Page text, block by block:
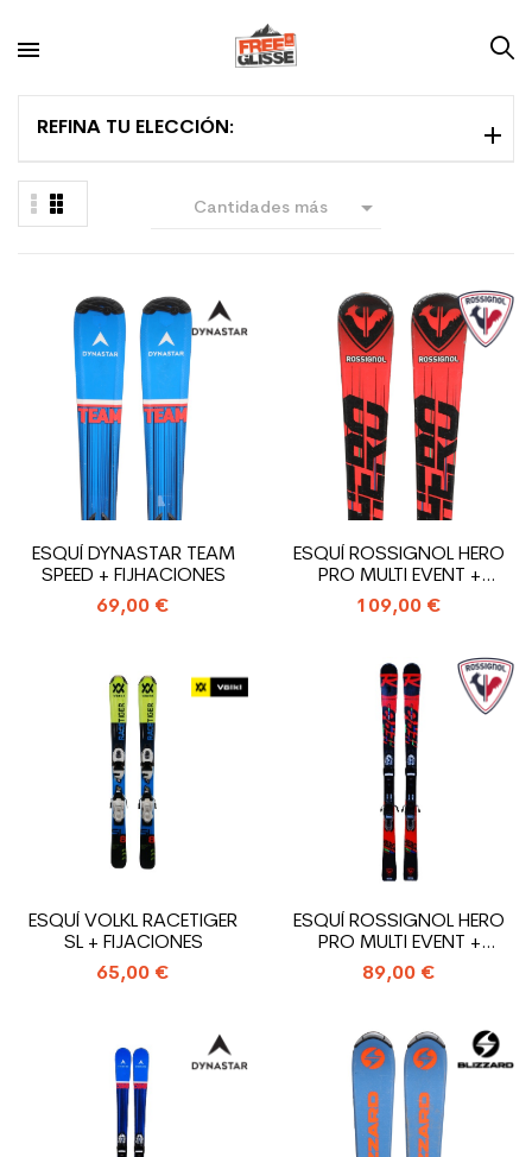
REFINA TU ELECCIÓN:
Cantidades más 
ESQUÍ DYNASTAR TEAM
SPEED + FIJHACIONES
69,00 €
ESQUÍ ROSSIGNOL HERO
PRO MULTI EVENT +
FIJACIONES
109,00 €
ESQUÍ VOLKL RACETIGER
SL + FIJACIONES
65,00 €
ESQUÍ ROSSIGNOL HERO
PRO MULTI EVENT +
FIJACIONES
89,00 €